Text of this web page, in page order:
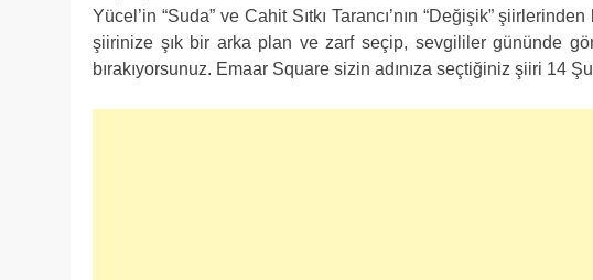
Yücel’in “Suda” ve Cahit Sıtkı Tarancı’nın “Değişik”
şiirinize şık bir arka plan ve zarf seçip, sevgililer gününde
bırakıyorsunuz. Emaar Square sizin adınıza seçtiğiniz şiiri 14